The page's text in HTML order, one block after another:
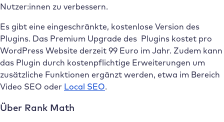
Nutzer:innen zu verbessern.
Es gibt eine eingeschränkte, kostenlose Version des
Plugins. Das Premium Upgrade des Plugins kostet pro
WordPress Website derzeit 99 Euro im Jahr. Zudem kann
das Plugin durch kostenpflichtige Erweiterungen um
zusätzliche Funktionen ergänzt werden, etwa im Bereich
Video SEO oder Local SEO.
Über Rank Math